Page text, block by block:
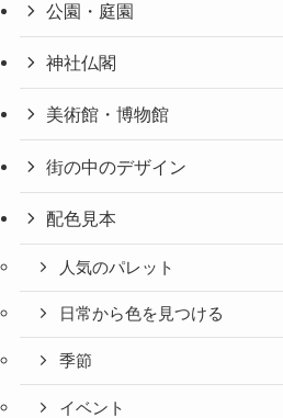
公園・庭園
神社仏閣
美術館・博物館
街の中のデザイン
配色見本
人気のパレット
日常から色を見つける
季節
イベント